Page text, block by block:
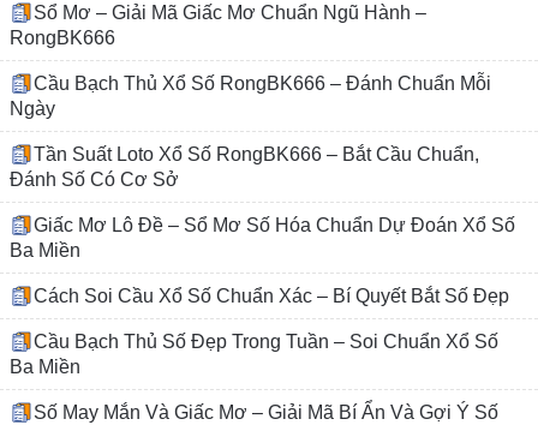
Sổ Mơ – Giải Mã Giấc Mơ Chuẩn Ngũ Hành –
RongBK666
Cầu Bạch Thủ Xổ Số RongBK666 – Đánh Chuẩn Mỗi
Ngày
Tần Suất Loto Xổ Số RongBK666 – Bắt Cầu Chuẩn,
Đánh Số Có Cơ Sở
Giấc Mơ Lô Đề – Sổ Mơ Số Hóa Chuẩn Dự Đoán Xổ Số
Ba Miền
Cách Soi Cầu Xổ Số Chuẩn Xác – Bí Quyết Bắt Số Đẹp
Cầu Bạch Thủ Số Đẹp Trong Tuần – Soi Chuẩn Xổ Số
Ba Miền
Số May Mắn Và Giấc Mơ – Giải Mã Bí Ẩn Và Gợi Ý Số